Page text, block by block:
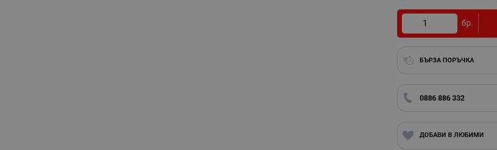
бр.
БЪРЗА ПОРЪЧКА
0886 886 332
ДОБАВИ В ЛЮБИМИ